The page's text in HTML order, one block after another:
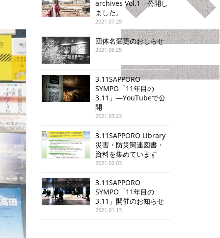
archives Vol.1 公開し
ました。
2021.07.29
団体名変更のおしらせ
2021.06.25
3.11SAPPORO
SYMPO「11年目の
3.11」—YouTubeで公
開
2021.03.23
3.11SAPPORO Library
災害・防災関連図書・
資料を集めています
2021.02.03
3.11SAPPORO
SYMPO「11年目の
3.11」開催のお知らせ
2021.01.13